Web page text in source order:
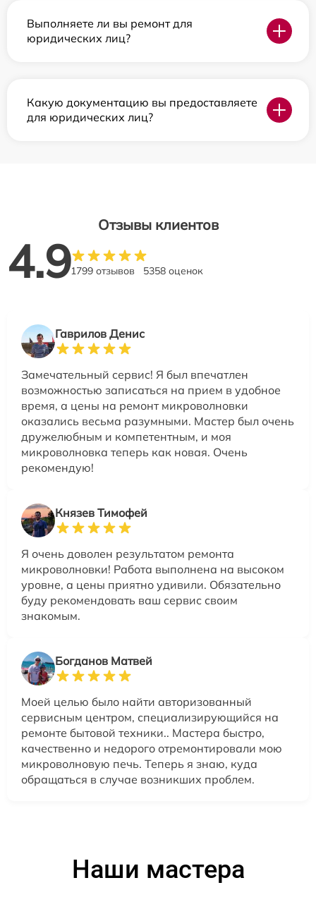
Выполняете ли вы ремонт для
юридических лиц?
Какую документацию вы предоставляете
для юридических лиц?
Отзывы клиентов
4.91799 отзывов 5358 оценок
Гаврилов Денис
Замечательный сервис! Я был впечатлен
возможностью записаться на прием в удобное
время, а цены на ремонт микроволновки
оказались весьма разумными. Мастер был очень
дружелюбным и компетентным, и моя
микроволновка теперь как новая. Очень
рекомендую!
Князев Тимофей
Я очень доволен результатом ремонта
микроволновки! Работа выполнена на высоком
уровне, а цены приятно удивили. Обязательно
буду рекомендовать ваш сервис своим
знакомым.
Богданов Матвей
Моей целью было найти авторизованный
сервисным центром, специализирующийся на
ремонте бытовой техники.. Мастера быстро,
качественно и недорого отремонтировали мою
микроволновую печь. Теперь я знаю, куда
обращаться в случае возникших проблем.
Наши мастера